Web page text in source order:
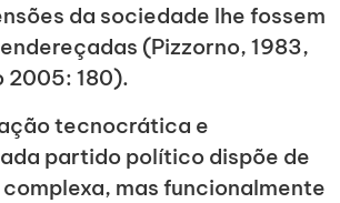
da sociedade lhe fossem
(Pizzorno, 1983,
2005: 180).
tecnocrática e
partido político dispõe de
mas funcionalmente